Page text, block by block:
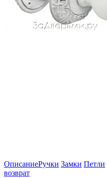
ОписаниеРучки Замки Петли
возврат